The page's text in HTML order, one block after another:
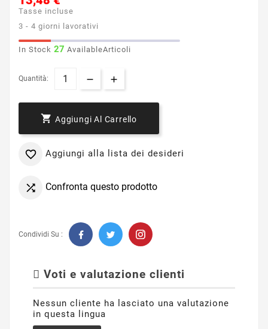
Tasse incluse
3 - 4 giorni lavorativi
In Stock 27 AvailableArticoli
Quantità:
 Aggiungi Al Carrello
 Aggiungi alla lista dei desideri
 Confronta questo prodotto
Condividi Su :
Voti e valutazione clienti
Nessun cliente ha lasciato una valutazione
in questa lingua